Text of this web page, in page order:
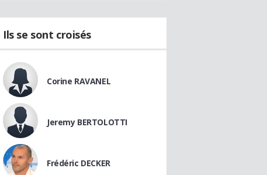
Ils se sont croisés
Corine RAVANEL
Jeremy BERTOLOTTI
Frédéric DECKER